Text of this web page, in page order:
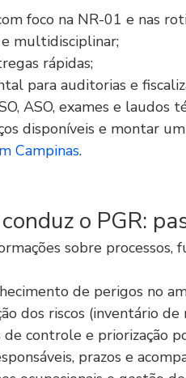
foco na NR-01 e nas
multidisciplinar;
rápidas;
para auditorias e
ASO, exames e laudos
disponíveis e montar
Campinas.
o PGR:
sobre processos,
de perigos no
dos riscos (inventário de
de controle e priorização
prazos e